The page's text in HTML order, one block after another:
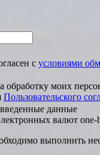
с условиями
обработку моих
Пользовательского
данные
валют one-
выполнить